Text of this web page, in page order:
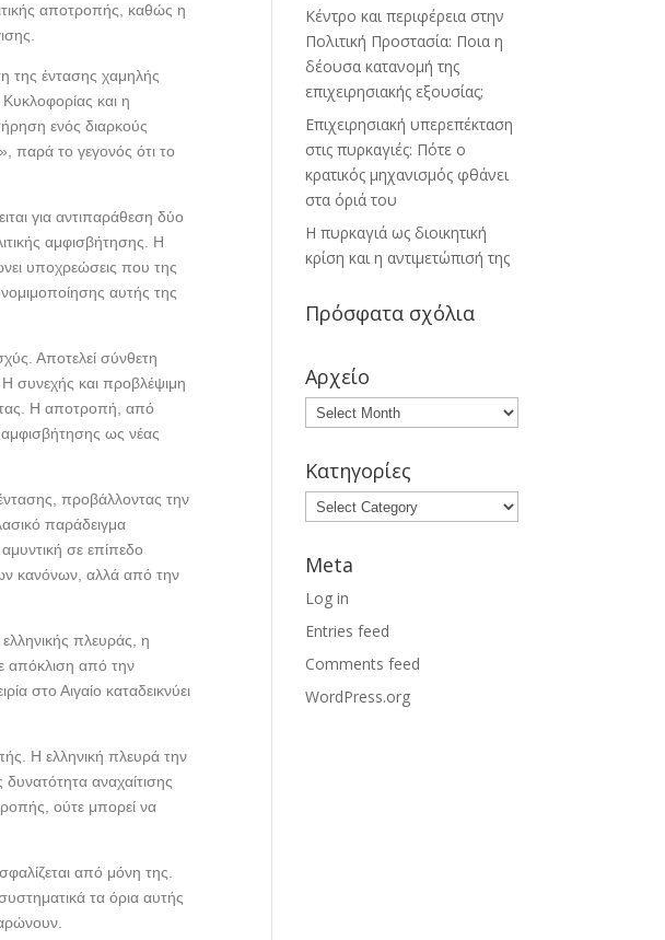
αποτροπής, καθώς η
της έντασης χαμηλής
και η
ενός διαρκούς
παρά το γεγονός ότι το
για αντιπαράθεση δύο
αμφισβήτησης. Η
υποχρεώσεις που της
αυτής της
Αποτελεί σύνθετη
Η συνεχής και προβλέψιμη
Η αποτροπή, από
ως νέας
προβάλλοντας την
παράδειγμα
σε επίπεδο
κανόνων, αλλά από την
πλευράς, η
απόκλιση από την
στο Αιγαίο καταδεικνύει
Η ελληνική πλευρά την
δυνατότητα αναχαίτισης
ούτε μπορεί να
από μόνη της.
τα όρια αυτής
Κέντρο και περιφέρεια στην
Πολιτική Προστασία: Ποια η
δέουσα κατανομή της
επιχειρησιακής εξουσίας;
Επιχειρησιακή υπερεπέκταση
στις πυρκαγιές: Πότε ο
κρατικός μηχανισμός φθάνει
στα όριά του
Η πυρκαγιά ως διοικητική
κρίση και η αντιμετώπισή της
Πρόσφατα σχόλια
Αρχείο
Κατηγορίες
Meta
Log in
Entries feed
Comments feed
WordPress.org